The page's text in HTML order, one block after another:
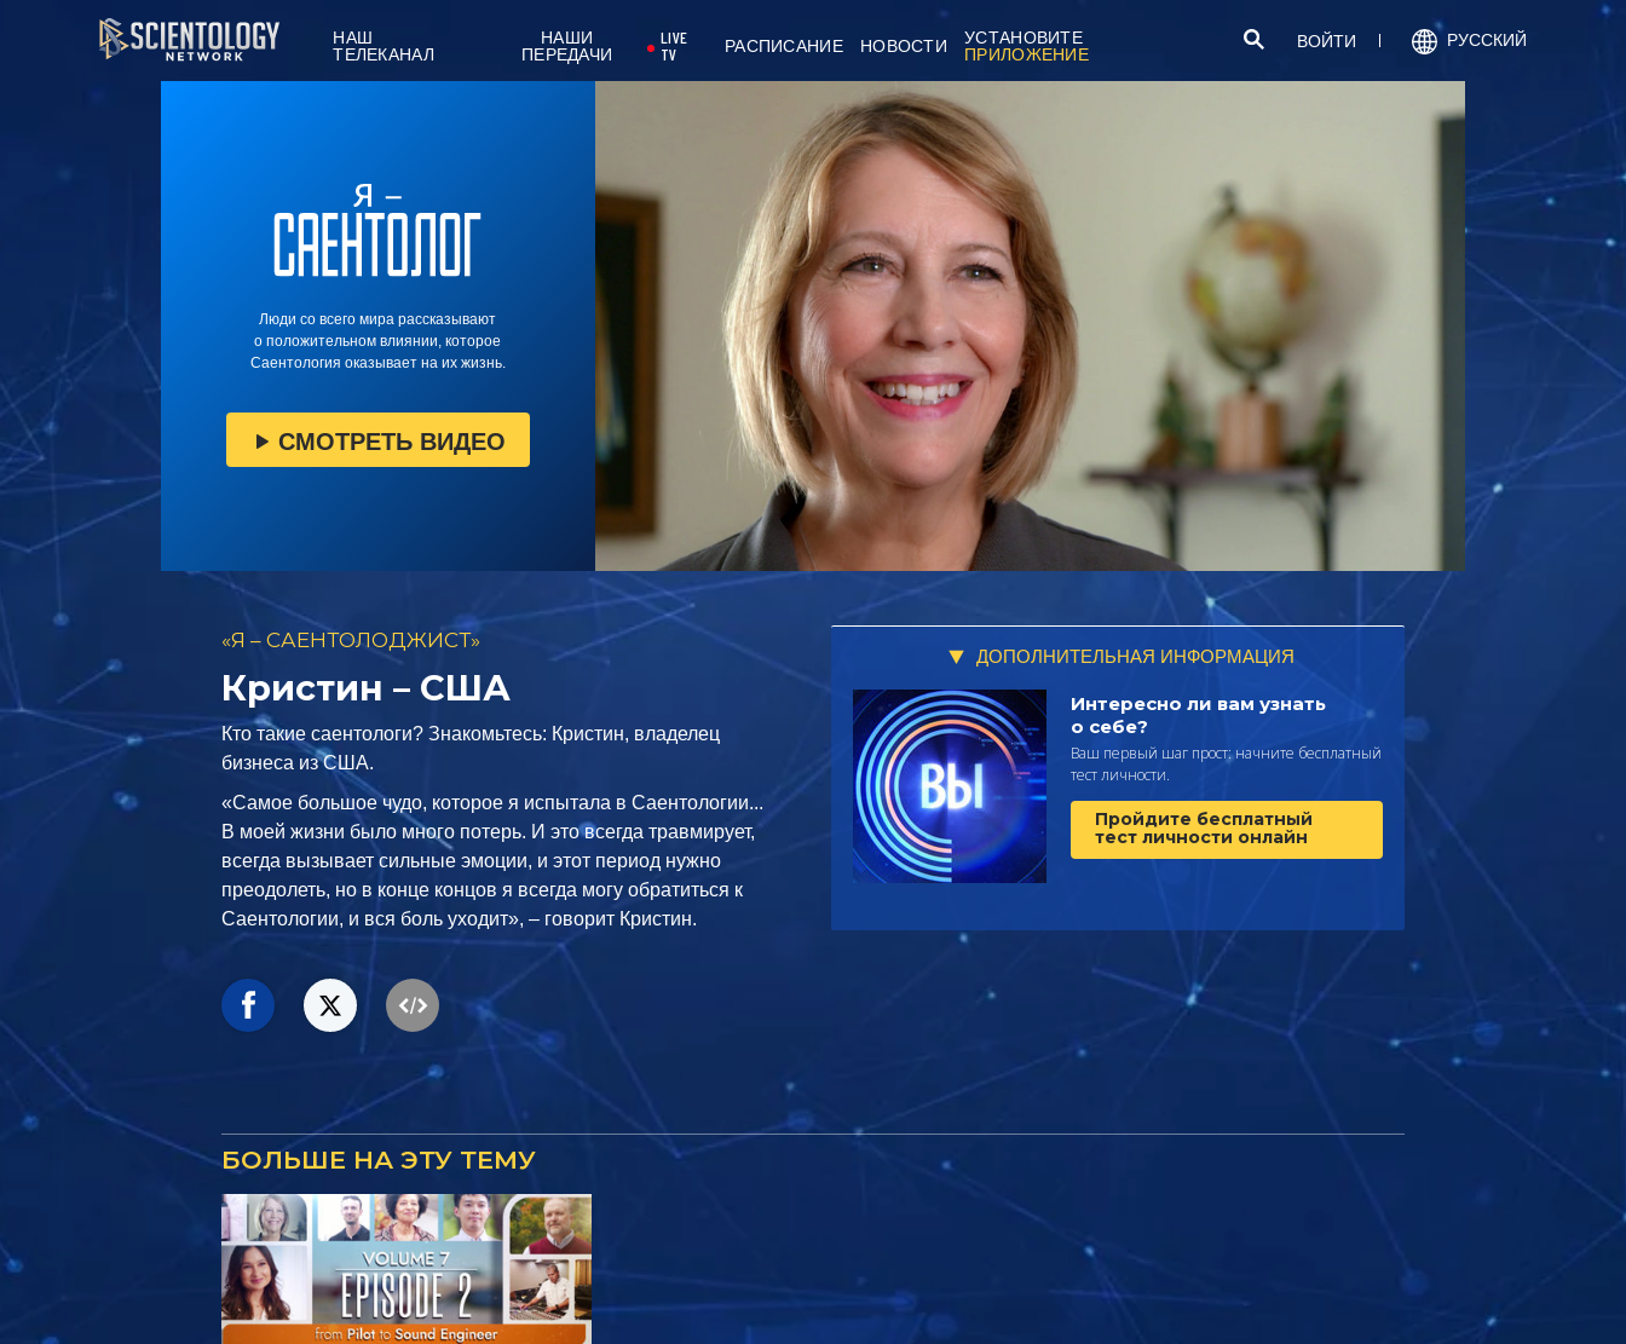
НАШ
ТЕЛЕКАНАЛ
НАШИ
ПЕРЕДАЧИ
LIVE
TV
РАСПИСАНИЕ НОВОСТИ
УСТАНОВИТЕ
ПРИЛОЖЕНИЕ
ВОЙТИ РУССКИЙ
Люди со всего мира рассказывают
о положительном влиянии, которое
Саентология оказывает на их жизнь.
СМОТРЕТЬ ВИДЕО
«Я – САЕНТОЛОДЖИСТ»
Кристин – США
Кто такие саентологи? Знакомьтесь: Кристин, владелец
бизнеса из США.
«Самое большое чудо, которое я испытала в Саентологии...
В моей жизни было много потерь. И это всегда травмирует,
всегда вызывает сильные эмоции, и этот период нужно
преодолеть, но в конце концов я всегда могу обратиться к
Саентологии, и вся боль уходит», – говорит Кристин.
ДОПОЛНИТЕЛЬНАЯ ИНФОРМАЦИЯ
Интересно ли вам узнать
о себе?
Ваш первый шаг прост: начните бесплатный
тест личности.
Пройдите бесплатный
тест личности онлайн
БОЛЬШЕ НА ЭТУ ТЕМУ